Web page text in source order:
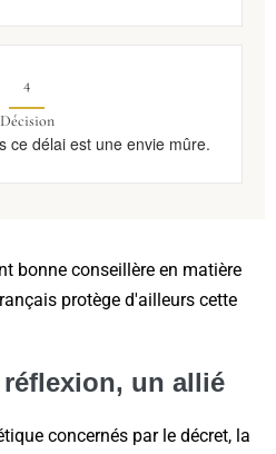
4
Décision
ce délai est une envie mûre.
bonne conseillère en matière
protège d'ailleurs cette
un allié
concernés par le décret, la